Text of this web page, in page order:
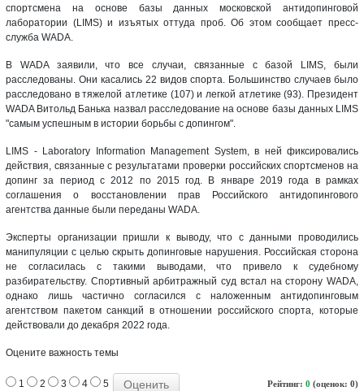
спортсмена на основе базы данных московской антидопинговой
лаборатории (LIMS) и изъятых оттуда проб. Об этом сообщает пресс-
служба WADA.
В WADA заявили, что все случаи, связанные с базой LIMS, были
расследованы. Они касались 22 видов спорта. Большинство случаев было
расследовано в тяжелой атлетике (107) и легкой атлетике (93). Президент
WADA Витольд Банька назвал расследование на основе базы данных LIMS
"самым успешным в истории борьбы с допингом".
LIMS - Laboratory Information Management System, в ней фиксировались
действия, связанные с результатами проверки российских спортсменов на
допинг за период с 2012 по 2015 год. В январе 2019 года в рамках
соглашения о восстановлении прав Российского антидопингового
агентства данные были переданы WADA.
Эксперты организации пришли к выводу, что с данными проводились
манипуляции с целью скрыть допинговые нарушения. Российская сторона
не согласилась с такими выводами, что привело к судебному
разбирательству. Спортивный арбитражный суд встал на сторону WADA,
однако лишь частично согласился с наложенным антидопинговым
агентством пакетом санкций в отношении российского спорта, которые
действовали до декабря 2022 года.
Оцените важность темы
Рейтинг: 0 (оценок: 0)
1 2 3 4 5